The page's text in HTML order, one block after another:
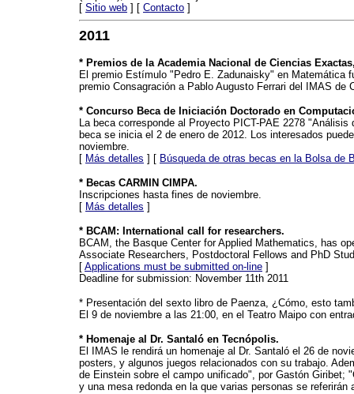
[ Sitio web ] [ Contacto ]
2011
* Premios de la Academia Nacional de Ciencias
El premio Estímulo "Pedro E. Zadunaisky" en Matemática
premio Consagración a Pablo Augusto Ferrari del IMAS de
* Concurso Beca de Iniciación Doctorado en
La beca corresponde al Proyecto PICT-PAE 2278
beca se inicia el 2 de enero de 2012. Los interesados
noviembre.
[ Más detalles ] [ Búsqueda de otras becas en la Bolsa de
* Becas CARMIN CIMPA.
Inscripciones hasta fines de noviembre.
[ Más detalles ]
* BCAM: International call for researchers.
BCAM, the Basque Center for Applied Mathematics, has
Associate Researchers, Postdoctoral Fellows and PhD
[ Applications must be submitted on-line ]
Deadline for submission: November 11th 2011
* Presentación del sexto libro de Paenza, ¿Cómo, esto
El 9 de noviembre a las 21:00, en el Teatro Maipo con
* Homenaje al Dr. Santaló en Tecnópolis.
El IMAS le rendirá un homenaje al Dr. Santaló el 26 de
posters, y algunos juegos relacionados con su trabajo.
de Einstein sobre el campo unificado", por Gastón Giribet;
y una mesa redonda en la que varias personas se